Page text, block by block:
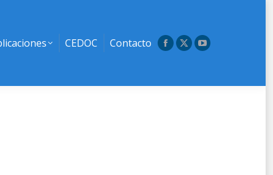
CEDOC Contacto
Facebook
X
YouTube